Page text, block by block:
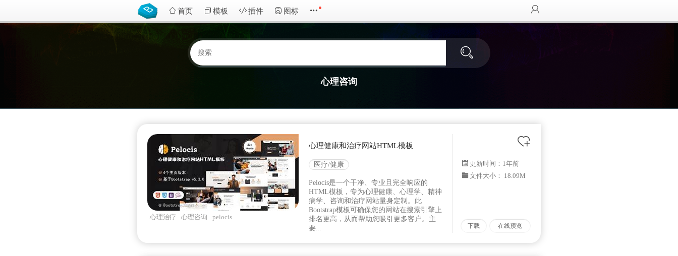
首页 模板 插件 图标
心理咨询
心理治疗 心理咨询 pelocis
心理健康和治疗网站HTML模板
医疗/健康
Pelocis是一个干净、专业且完全响应的
HTML模板，专为心理健康、心理学、精神
病学、咨询和治疗网站量身定制。此
Bootstrap模板可确保您的网站在搜索引擎上
排名更高，从而帮助您吸引更多客户。主
要...
更新时间： 1年前
文件大小： 18.09M
下载 在线预览